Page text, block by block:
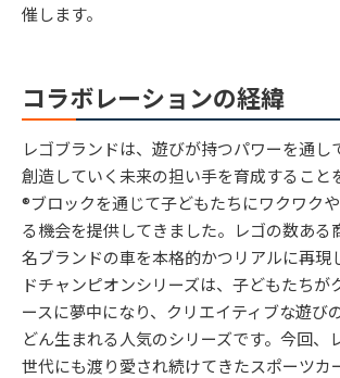
催します。
コラボレーションの経緯
レゴブランドは、遊びが持つパワーを通し
創造していく未来の担い手を育成すること
®ブロックを通じて子どもたちにワクワク
る機会を提供してきました。レゴの数ある
名ブランドの車を本格的かつリアルに再現
ドチャンピオンシリーズは、子どもたちが
ースに夢中になり、クリエイティブな遊び
どん生まれる人気のシリーズです。今回、
世代にも渡り愛され続けてきたスポーツカ